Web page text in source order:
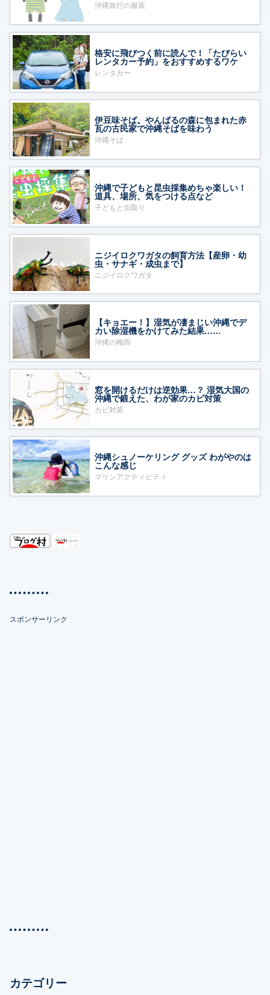
沖縄旅行の服装
格安に飛びつく前に読んで！「たびらい
レンタカー予約」をおすすめするワケ
レンタカー
伊豆味そば。やんばるの森に包まれた赤
瓦の古民家で沖縄そばを味わう
沖縄そば
沖縄で子どもと昆虫採集めちゃ楽しい！
道具、場所、気をつける点など
子どもと虫取り
ニジイロクワガタの飼育方法【産卵・幼
虫・サナギ・成虫まで】
ニジイロクワガタ
【キョエー！】湿気が凄まじい沖縄でデ
カい除湿機をかけてみた結果……
沖縄の梅雨
窓を開けるだけは逆効果…？ 湿気大国の
沖縄で鍛えた、わが家のカビ対策
カビ対策
沖縄シュノーケリング グッズ わがやのは
こんな感じ
マリンアクティビティ
スポンサーリンク
カテゴリー